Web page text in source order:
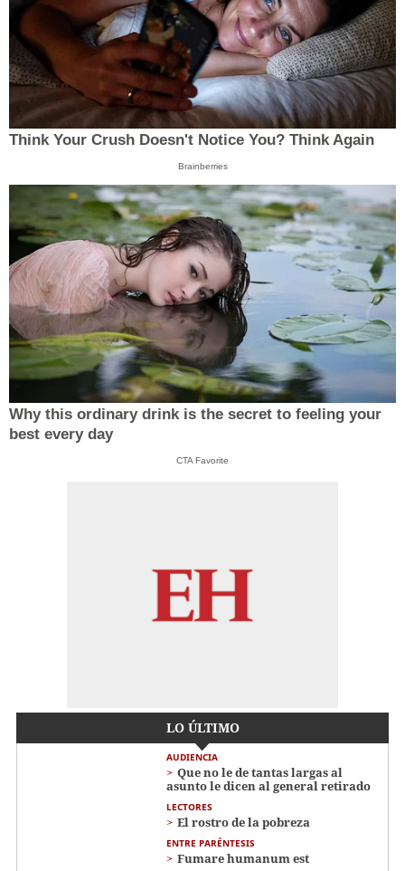
Think Your Crush Doesn't Notice You? Think Again
Brainberries
Why this ordinary drink is the secret to feeling your
best every day
CTA Favorite
LO ÚLTIMO
AUDIENCIA
Que no le de tantas largas al
asunto le dicen al general retirado
LECTORES
El rostro de la pobreza
ENTRE PARÉNTESIS
Fumare humanum est